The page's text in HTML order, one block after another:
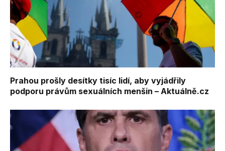
Prahou prošly desítky tisíc lidí, aby vyjádřily
podporu právům sexuálních menšin – Aktuálně.cz